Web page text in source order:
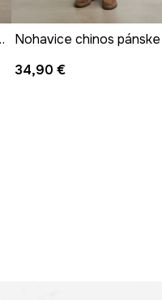
s elastanom
34,90 €